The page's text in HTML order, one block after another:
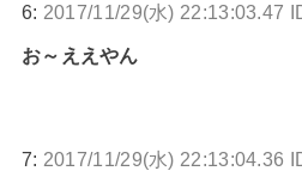
6: 2017/11/29(水) 22:13:03.47
お～ええやん
7: 2017/11/29(水) 22:13:04.36